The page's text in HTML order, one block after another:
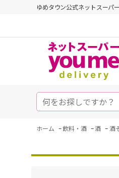
ゆめタウン公式ネットスーパ
ホーム -飲料・酒 -酒 - 酒